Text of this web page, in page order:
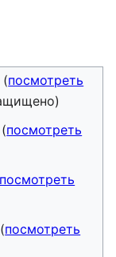
(посмотреть
(посмотреть
посмотреть
(посмотреть